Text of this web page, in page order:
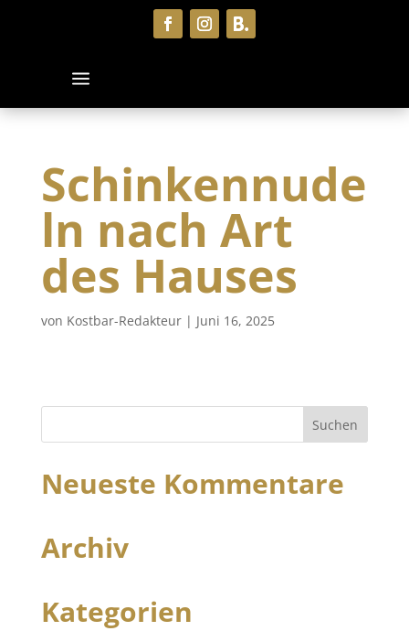
Schinkennude
ln nach Art
des Hauses
von Kostbar-Redakteur| Juni 16, 2025
Neueste Kommentare
Archiv
Kategorien